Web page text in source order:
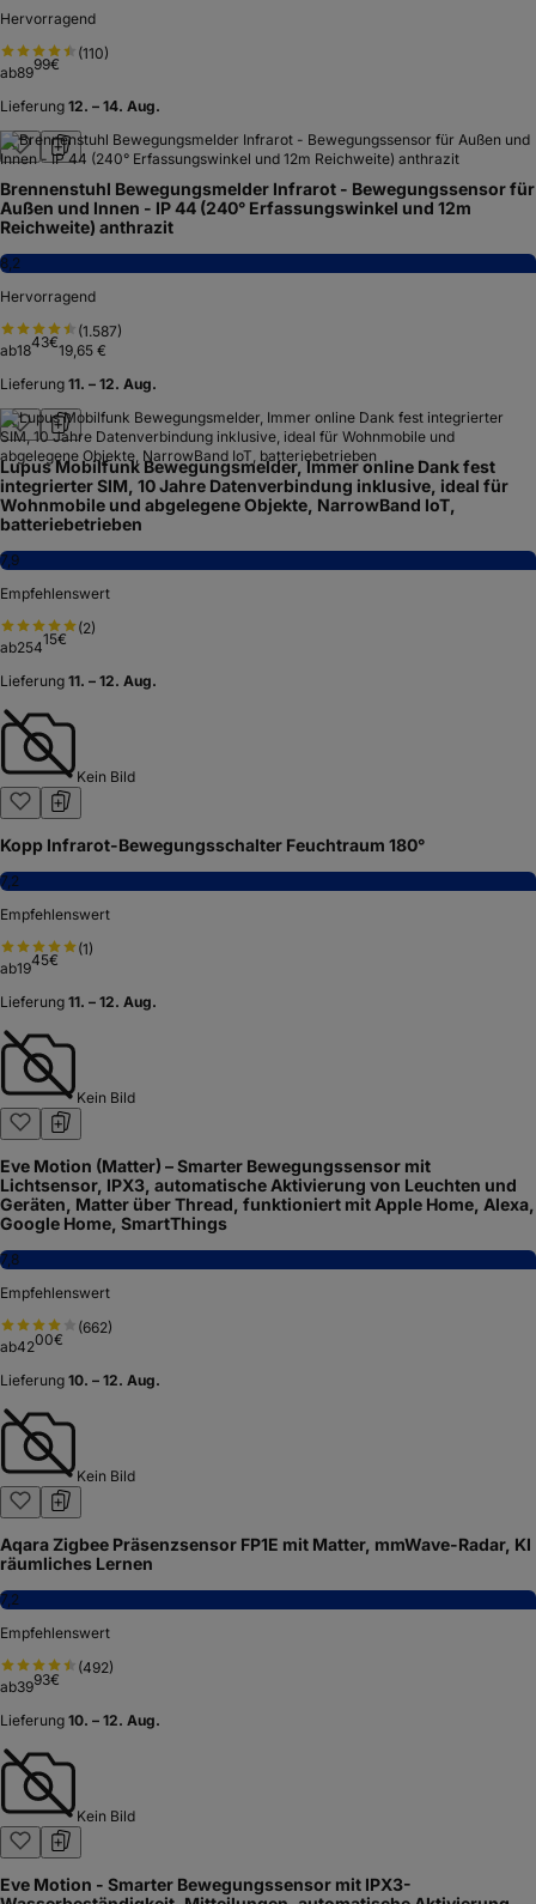
Hervorragend
(110)
ab8999€
Lieferung 12. – 14. Aug.
Brennenstuhl Bewegungsmelder Infrarot - Bewegungssensor für
Außen und Innen - IP 44 (240° Erfassungswinkel und 12m
Reichweite) anthrazit
8,2
Hervorragend
(1.587)
ab1843€19,65 €
Lieferung 11. – 12. Aug.
Lupus Mobilfunk Bewegungsmelder, Immer online Dank fest
integrierter SIM, 10 Jahre Datenverbindung inklusive, ideal für
Wohnmobile und abgelegene Objekte, NarrowBand IoT,
batteriebetrieben
7,9
Empfehlenswert
(2)
ab25415€
Lieferung 11. – 12. Aug.
Kein Bild
Kopp Infrarot-Bewegungsschalter Feuchtraum 180°
7,2
Empfehlenswert
(1)
ab1945€
Lieferung 11. – 12. Aug.
Kein Bild
Eve Motion (Matter) – Smarter Bewegungssensor mit
Lichtsensor, IPX3, automatische Aktivierung von Leuchten und
Geräten, Matter über Thread, funktioniert mit Apple Home, Alexa,
Google Home, SmartThings
7,8
Empfehlenswert
(662)
ab4200€
Lieferung 10. – 12. Aug.
Kein Bild
Aqara Zigbee Präsenzsensor FP1E mit Matter, mmWave-Radar, KI
räumliches Lernen
7,2
Empfehlenswert
(492)
ab3993€
Lieferung 10. – 12. Aug.
Kein Bild
Eve Motion - Smarter Bewegungssensor mit IPX3-